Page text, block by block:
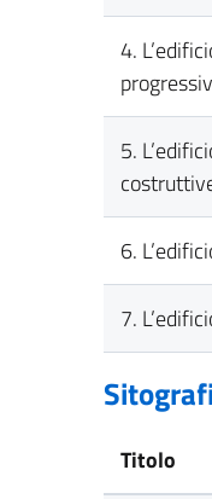
4.
5.
6.
7.
Titolo